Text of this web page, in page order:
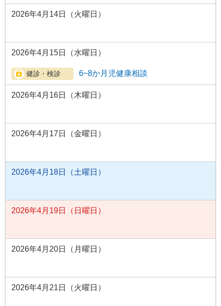
2026年4月14日（火曜日）
2026年4月15日（水曜日）
6~8か月児健康相談
2026年4月16日（木曜日）
2026年4月17日（金曜日）
2026年4月18日（土曜日）
2026年4月19日（日曜日）
2026年4月20日（月曜日）
2026年4月21日（火曜日）